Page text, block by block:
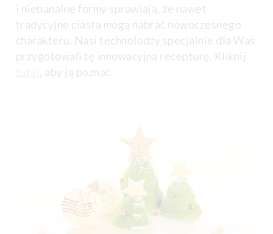
i niebanalne formy sprawiają, że nawet
tradycyjne ciasta mogą nabrać nowoczesnego
charakteru. Nasi technolodzy specjalnie dla Was
przygotowali tę innowacyjną recepturę. Kliknij
tutaj, aby ją poznać.